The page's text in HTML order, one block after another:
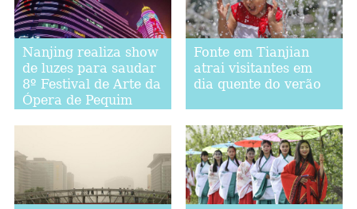
Nanjing realiza show
de luzes para saudar
8º Festival de Arte da
Ópera de Pequim
Fonte em Tianjian
atrai visitantes em
dia quente do verão